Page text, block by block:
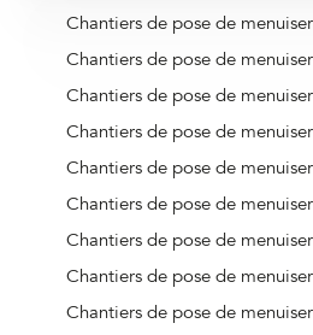
Chantiers de pose de
Chantiers de pose de
Chantiers de pose de
Chantiers de pose de
Chantiers de pose de
Chantiers de pose de
Chantiers de pose de
Chantiers de pose de
Chantiers de pose de